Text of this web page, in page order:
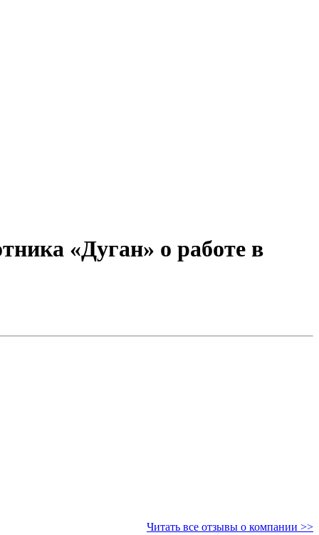
«Дуган» о работе в
Читать все отзывы о компании >>